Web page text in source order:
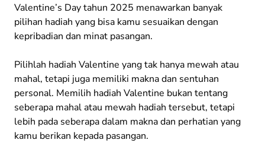
Valentine’s Day tahun 2025 menawarkan banyak
pilihan hadiah yang bisa kamu sesuaikan dengan
kepribadian dan minat pasangan.
Pilihlah hadiah Valentine yang tak hanya mewah atau
mahal, tetapi juga memiliki makna dan sentuhan
personal. Memilih hadiah Valentine bukan tentang
seberapa mahal atau mewah hadiah tersebut, tetapi
lebih pada seberapa dalam makna dan perhatian yang
kamu berikan kepada pasangan.